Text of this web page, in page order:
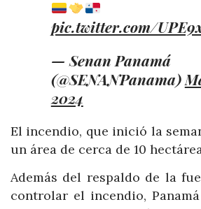
pic.twitter.com/
— Senan Panamá
(@SENANPanama)
2024
El incendio, que inició la
un área de cerca de 10
Además del respaldo de la
controlar el incendio,